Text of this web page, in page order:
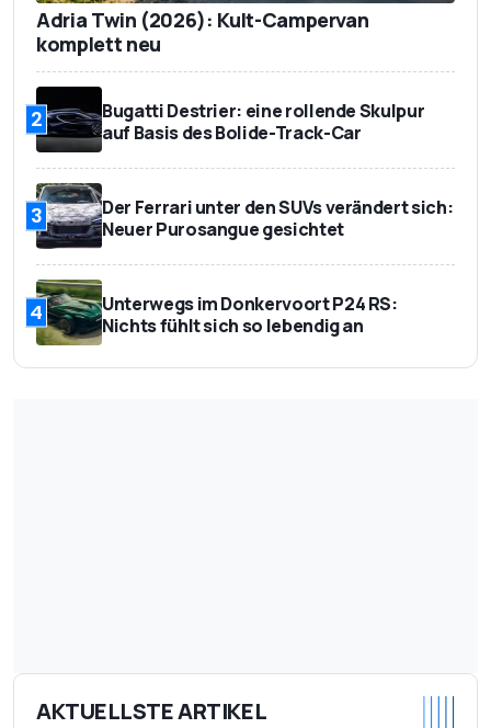
Adria Twin (2026): Kult-Campervan
komplett neu
2
Bugatti Destrier: eine rollende Skulpur
auf Basis des Bolide-Track-Car
3
Der Ferrari unter den SUVs verändert sich:
Neuer Purosangue gesichtet
4
Unterwegs im Donkervoort P24 RS:
Nichts fühlt sich so lebendig an
AKTUELLSTE ARTIKEL